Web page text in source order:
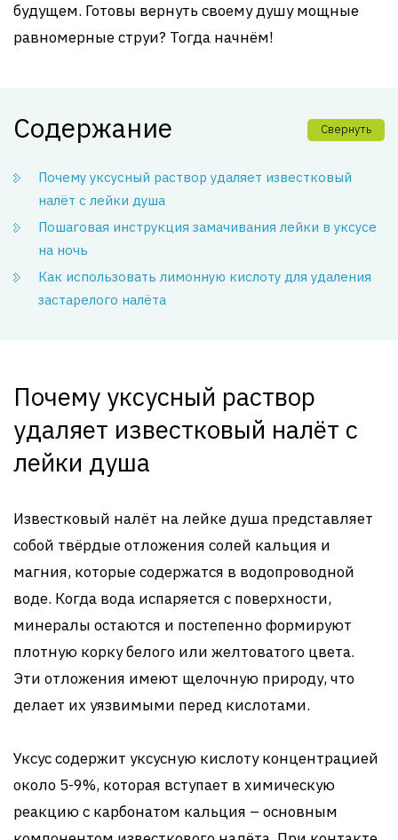
будущем. Готовы вернуть своему душу мощные
равномерные струи? Тогда начнём!
Содержание Свернуть
Почему уксусный раствор удаляет известковый
налёт с лейки душа
Пошаговая инструкция замачивания лейки в уксусе
на ночь
Как использовать лимонную кислоту для удаления
застарелого налёта
Почему уксусный раствор
удаляет известковый налёт с
лейки душа
Известковый налёт на лейке душа представляет
собой твёрдые отложения солей кальция и
магния, которые содержатся в водопроводной
воде. Когда вода испаряется с поверхности,
минералы остаются и постепенно формируют
плотную корку белого или желтоватого цвета.
Эти отложения имеют щелочную природу, что
делает их уязвимыми перед кислотами.
Уксус содержит уксусную кислоту концентрацией
около 5-9%, которая вступает в химическую
реакцию с карбонатом кальция – основным